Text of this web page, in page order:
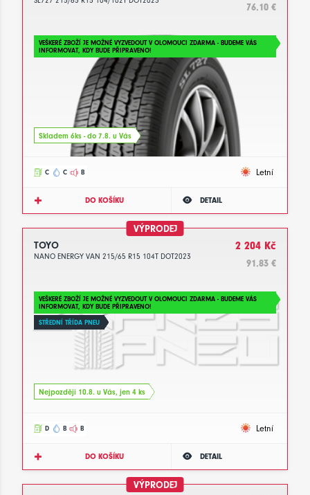
76.10 €
VEŠKERÉ ZBOŽÍ JE MOŽNÉ VYZVEDOUT V OLOMOUCI ZDARMA - BUDEME VÁS
INFORMOVAT, KDY BUDE PŘIPRAVENO!
Skladem 6ks - do 7.8. u Vás
C C B Letní
DO KOŠÍKU DETAIL
VÝPRODEJ
TOYO
NANO ENERGY VAN 215/65 R15 104T DOT2023
2 204 Kč
91.83 €
VEŠKERÉ ZBOŽÍ JE MOŽNÉ VYZVEDOUT V OLOMOUCI ZDARMA - BUDEME VÁS
INFORMOVAT, KDY BUDE PŘIPRAVENO!
STŘEDNÍ TŘÍDA PNEU
Nejpozději 10.8. u Vás, jen 4 ks
D B B Letní
DO KOŠÍKU DETAIL
VÝPRODEJ